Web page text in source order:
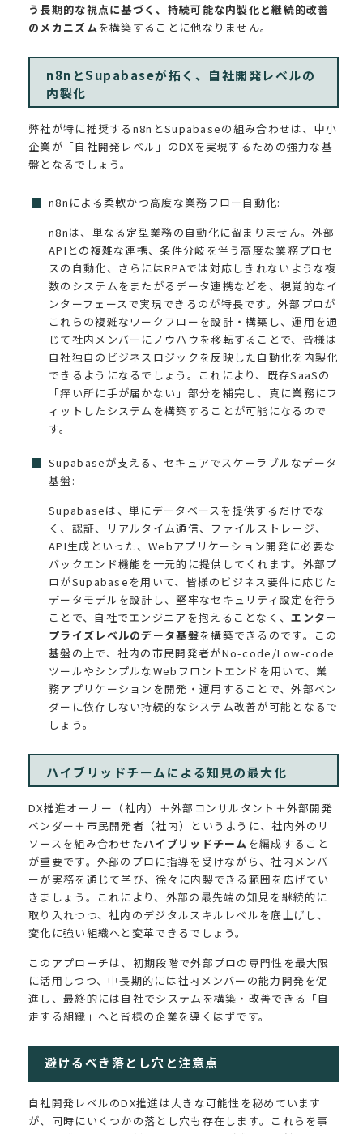
う長期的な視点に基づく、持続可能な内製化と継続的改善
のメカニズムを構築することに他なりません。
n8nとSupabaseが拓く、自社開発レベルの
内製化
弊社が特に推奨するn8nとSupabaseの組み合わせは、中小
企業が「自社開発レベル」のDXを実現するための強力な基
盤となるでしょう。
n8nによる柔軟かつ高度な業務フロー自動化:
n8nは、単なる定型業務の自動化に留まりません。外部
APIとの複雑な連携、条件分岐を伴う高度な業務プロセ
スの自動化、さらにはRPAでは対応しきれないような複
数のシステムをまたがるデータ連携などを、視覚的なイ
ンターフェースで実現できるのが特長です。外部プロが
これらの複雑なワークフローを設計・構築し、運用を通
じて社内メンバーにノウハウを移転することで、皆様は
自社独自のビジネスロジックを反映した自動化を内製化
できるようになるでしょう。これにより、既存SaaSの
「痒い所に手が届かない」部分を補完し、真に業務にフ
ィットしたシステムを構築することが可能になるので
す。
Supabaseが支える、セキュアでスケーラブルなデータ
基盤:
Supabaseは、単にデータベースを提供するだけでな
く、認証、リアルタイム通信、ファイルストレージ、
API生成といった、Webアプリケーション開発に必要な
バックエンド機能を一元的に提供してくれます。外部プ
ロがSupabaseを用いて、皆様のビジネス要件に応じた
データモデルを設計し、堅牢なセキュリティ設定を行う
ことで、自社でエンジニアを抱えることなく、エンター
プライズレベルのデータ基盤を構築できるのです。この
基盤の上で、社内の市民開発者がNo-code/Low-code
ツールやシンプルなWebフロントエンドを用いて、業
務アプリケーションを開発・運用することで、外部ベン
ダーに依存しない持続的なシステム改善が可能となるで
しょう。
ハイブリッドチームによる知見の最大化
DX推進オーナー（社内）＋外部コンサルタント＋外部開発
ベンダー＋市民開発者（社内）というように、社内外のリ
ソースを組み合わせたハイブリッドチーム を編成すること
が重要です。外部のプロに指導を受けながら、社内メンバ
ーが実務を通じて学び、徐々に内製できる範囲を広げてい
きましょう。これにより、外部の最先端の知見を継続的に
取り入れつつ、社内のデジタルスキルレベルを底上げし、
変化に強い組織へと変革できるでしょう。
このアプローチは、初期段階で外部プロの専門性を最大限
に活用しつつ、中長期的には社内メンバーの能力開発を促
進し、最終的には自社でシステムを構築・改善できる「自
走する組織」へと皆様の企業を導くはずです。
避けるべき落とし穴と注意点
自社開発レベルのDX推進は大きな可能性を秘めています
が、同時にいくつかの落とし穴も存在します。これらを事